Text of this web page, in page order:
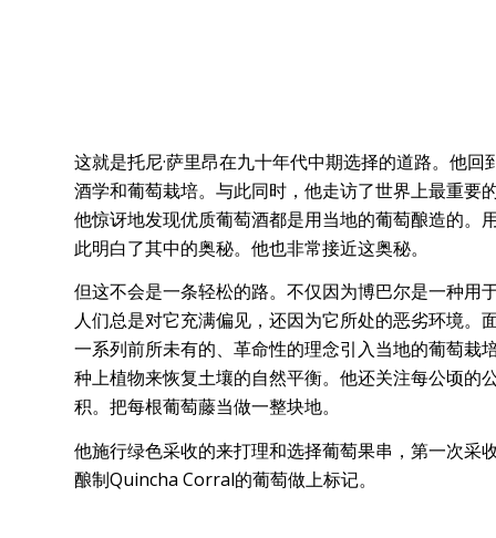
这就是托尼·萨里昂在九十年代中期选择的道路。他
酒学和葡萄栽培。与此同时，他走访了世界上最重要
他惊讶地发现优质葡萄酒都是用当地的葡萄酿造的。
此明白了其中的奥秘。他也非常接近这奥秘。
但这不会是一条轻松的路。不仅因为博巴尔是一种用
人们总是对它充满偏见，还因为它所处的恶劣环境。
一系列前所未有的、革命性的理念引入当地的葡萄栽
种上植物来恢复土壤的自然平衡。他还关注每公顷的
积。把每根葡萄藤当做一整块地。
他施行绿色采收的来打理和选择葡萄果串，第一次采
酿制Quincha Corral的葡萄做上标记。